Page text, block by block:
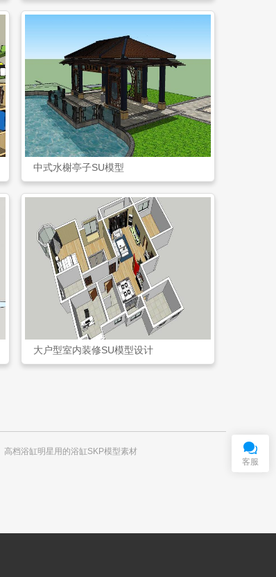
中式水榭亭子SU模型
大户型室内装修SU模型设计
高档浴缸明星用的浴缸SKP模型素材
客服
服